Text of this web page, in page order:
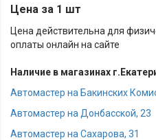
Цена за 1 шт
Цена действительна для
оплаты онлайн на сайте
Наличие в магазинах
Автомастер на Бакинских
Автомастер на Донбасской, 23
Автомастер на Сахарова, 31